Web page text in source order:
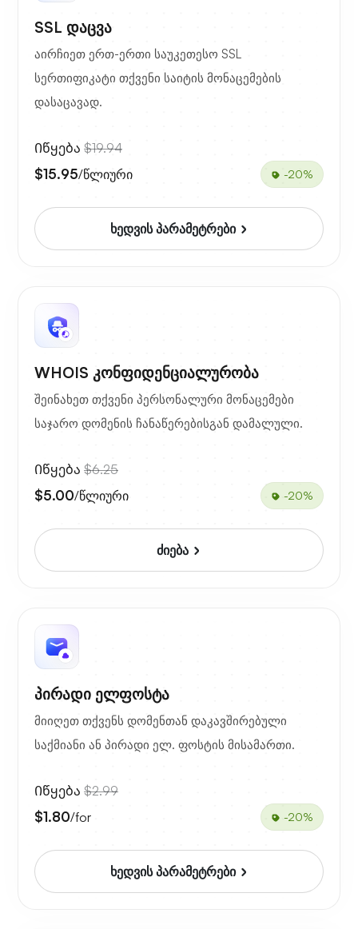
SSL დაცვა
აირჩიეთ ერთ-ერთი საუკეთესო SSL
სერთიფიკატი თქვენი საიტის მონაცემების
დასაცავად.
Იწყება $19.94
$15.95/წლიური -20%
ხედვის პარამეტრები
WHOIS კონფიდენციალურობა
შეინახეთ თქვენი პერსონალური მონაცემები
საჯარო დომენის ჩანაწერებისგან დამალული.
Იწყება $6.25
$5.00/წლიური -20%
ძიება
პირადი ელფოსტა
მიიღეთ თქვენს დომენთან დაკავშირებული
საქმიანი ან პირადი ელ. ფოსტის მისამართი.
Იწყება $2.99
$1.80/for -20%
ხედვის პარამეტრები